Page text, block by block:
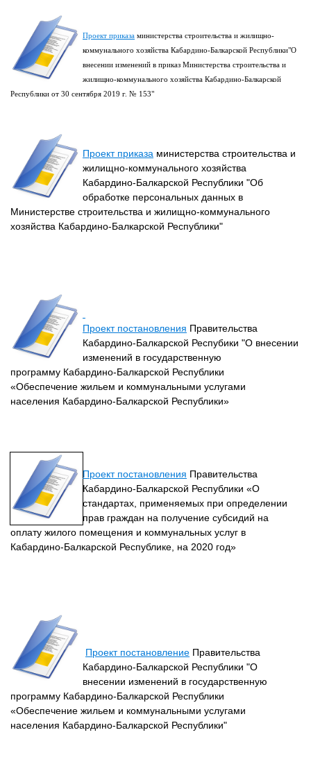
Проект приказа министерства строительства и жилищно-
коммунального хозяйства Кабардино-Балкарской Республики"О
внесении изменений в приказ Министерства строительства и
жилищно-коммунального хозяйства Кабардино-Балкарской
Республики от 30 сентября 2019 г. № 153"
Проект приказа министерства строительства и
жилищно-коммунального хозяйства
Кабардино-Балкарской Республики "Об
обработке персональных данных в
Министерстве строительства и жилищно-коммунального
хозяйства Кабардино-Балкарской Республики"
Проект постановления Правительства
Кабардино-Балкарской Респубики "О внесении
изменений в государственную
программу Кабардино-Балкарской Республики
«Обеспечение жильем и коммунальными услугами
населения Кабардино-Балкарской Республики»
Проект постановления Правительства
Кабардино-Балкарской Республики «О
стандартах, применяемых при определении
прав граждан на получение субсидий на
оплату жилого помещения и коммунальных услуг в
Кабардино-Балкарской Республике, на 2020 год»
Проект постановление Правительства
Кабардино-Балкарской Республики "О
внесении изменений в государственную
программу Кабардино-Балкарской Республики
«Обеспечение жильем и коммунальными услугами
населения Кабардино-Балкарской Республики"